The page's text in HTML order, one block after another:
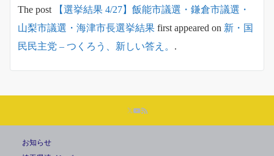
The post
【選挙結果 4/27】飯能市議選・鎌倉市議選・
山梨市議選・海津市長選挙結果 first appeared on 新・国
民民主党 – つくろう、新しい答え。 .
お知らせ